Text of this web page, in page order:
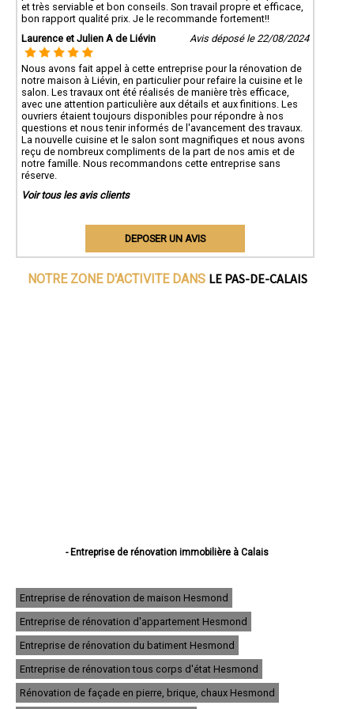
et très serviable et bon conseils. Son travail propre et efficace,
bon rapport qualité prix. Je le recommande fortement!!
Laurence et Julien A de Liévin
Avis déposé le 22/08/2024
Nous avons fait appel à cette entreprise pour la rénovation de
notre maison à Liévin, en particulier pour refaire la cuisine et le
salon. Les travaux ont été réalisés de manière très efficace,
avec une attention particulière aux détails et aux finitions. Les
ouvriers étaient toujours disponibles pour répondre à nos
questions et nous tenir informés de l'avancement des travaux.
La nouvelle cuisine et le salon sont magnifiques et nous avons
reçu de nombreux compliments de la part de nos amis et de
notre famille. Nous recommandons cette entreprise sans
réserve.
Voir tous les avis clients
DEPOSER UN AVIS
NOTRE ZONE D'ACTIVITE DANS LE PAS-DE-CALAIS
- Entreprise de rénovation immobilière à Calais
- Entreprise de rénovation immobilière à Lens
- Entreprise de rénovation immobilière à Liévin
- Entreprise de rénovation immobilière à Béthune
- Entreprise de rénovation immobilière à Hénin-Beaumont
- Entreprise de rénovation immobilière à Bruay-la-Buissière
- Entreprise de rénovation immobilière à Avion
- Entreprise de rénovation immobilière à Carvin
- Entreprise de rénovation immobilière à Berck
Entreprise de rénovation de maison Hesmond
Entreprise de rénovation d'appartement Hesmond
Entreprise de rénovation du batiment Hesmond
Entreprise de rénovation tous corps d'état Hesmond
Rénovation de façade en pierre, brique, chaux Hesmond